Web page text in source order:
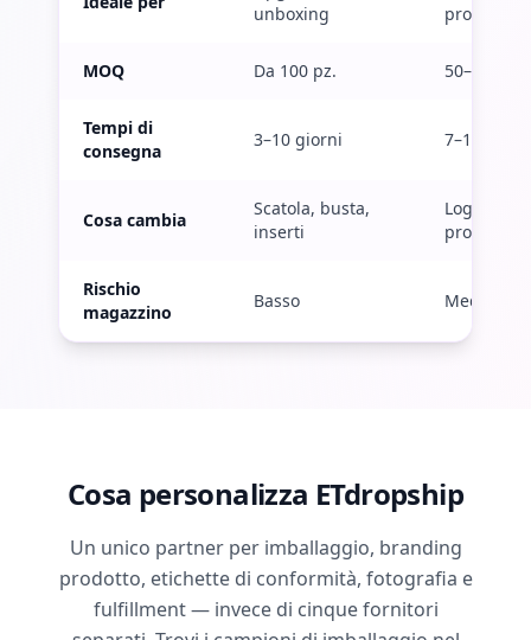
unboxing
prodotto
MOQ Da 100 pz. 50–300 pz.
Tempi di
consegna
3–10 giorni 7–12
Cosa cambia
Scatola, busta,
inserti
Logo sul
prodotto
Rischio
magazzino
Basso Medio
Cosa personalizza ETdropship
Un unico partner per imballaggio, branding
prodotto, etichette di conformità, fotografia e
fulfillment — invece di cinque fornitori